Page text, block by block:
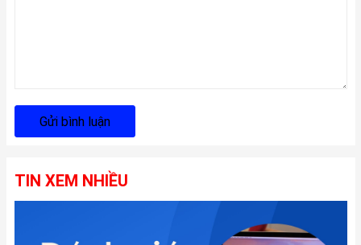
Gửi bình luận
TIN XEM NHIỀU